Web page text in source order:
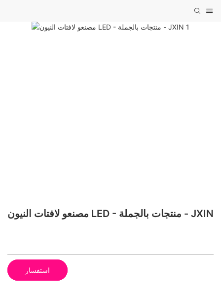
مصنعو لافتات النيون LED - منتجات بالجملة - JXIN
استفسار